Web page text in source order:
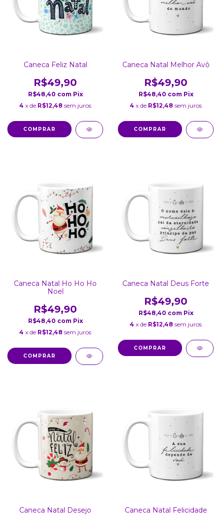
Caneca Feliz Natal
R$49,90
R$48,40 com Pix
4 x de R$12,48 sem juros
COMPRAR
Caneca Natal Melhor Avô
R$49,90
R$48,40 com Pix
4 x de R$12,48 sem juros
COMPRAR
Caneca Natal Ho Ho Ho
Noel
R$49,90
R$48,40 com Pix
4 x de R$12,48 sem juros
COMPRAR
Caneca Natal Deus Forte
R$49,90
R$48,40 com Pix
4 x de R$12,48 sem juros
COMPRAR
Caneca Natal Desejo Caneca Natal Felicidade